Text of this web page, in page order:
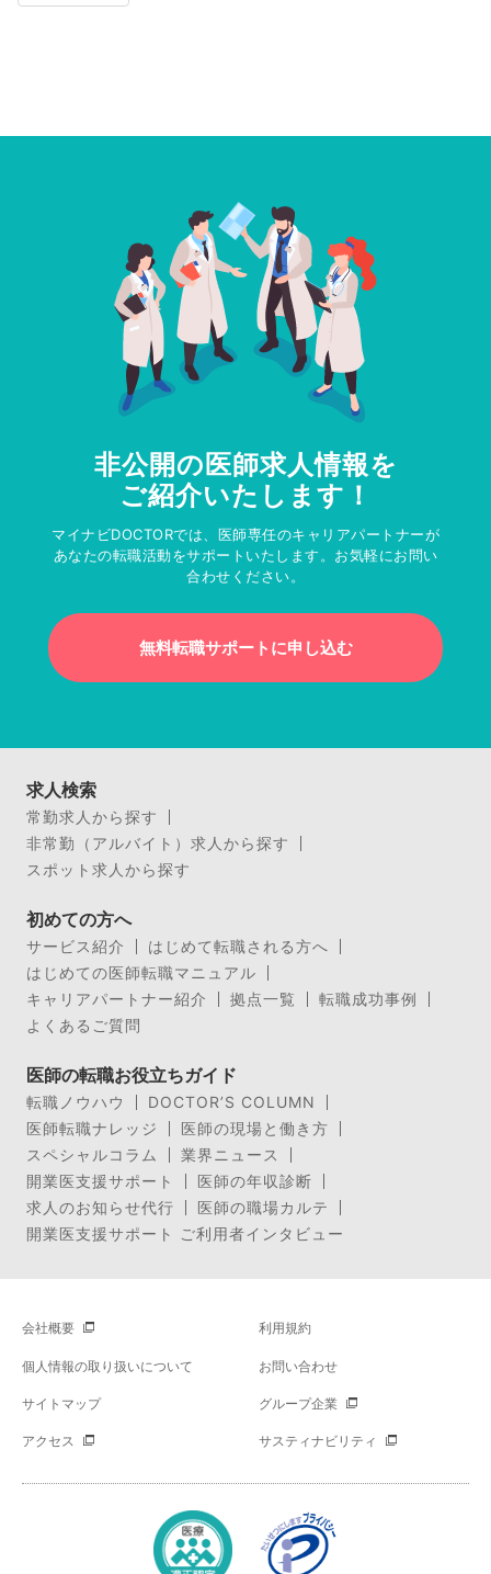
非公開の医師求人情報を
ご紹介いたします！
マイナビDOCTORでは、医師専任のキャリアパートナーが
あなたの転職活動をサポートいたします。お気軽にお問い
合わせください。
無料転職サポートに申し込む
求人検索
常勤求人から探す
非常勤（アルバイト）求人から探す
スポット求人から探す
初めての方へ
サービス紹介
はじめて転職される方へ
はじめての医師転職マニュアル
キャリアパートナー紹介
拠点一覧
転職成功事例
よくあるご質問
医師の転職お役立ちガイド
転職ノウハウ
DOCTOR’S COLUMN
医師転職ナレッジ
医師の現場と働き方
スペシャルコラム
業界ニュース
開業医支援サポート
医師の年収診断
求人のお知らせ代行
医師の職場カルテ
開業医支援サポート ご利用者インタビュー
会社概要 利用規約
個人情報の取り扱いについて お問い合わせ
サイトマップ グループ企業
アクセス サスティナビリティ